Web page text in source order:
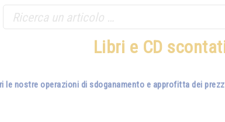
Libri e CD
le nostre operazioni di sdoganamento e approfitta dei